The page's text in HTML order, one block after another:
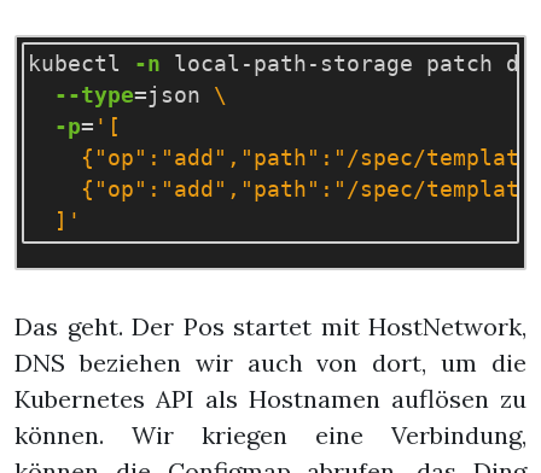
kubectl -n local-path-storage patch
--type=json \
-p= '[
{"op":"add","path":"/spec/
{"op":"add","path":"/spec/
  ]'
Das geht. Der Pos startet mit HostNetwork,
DNS beziehen wir auch von dort, um die
Kubernetes API als Hostnamen auflösen zu
können. Wir kriegen eine Verbindung,